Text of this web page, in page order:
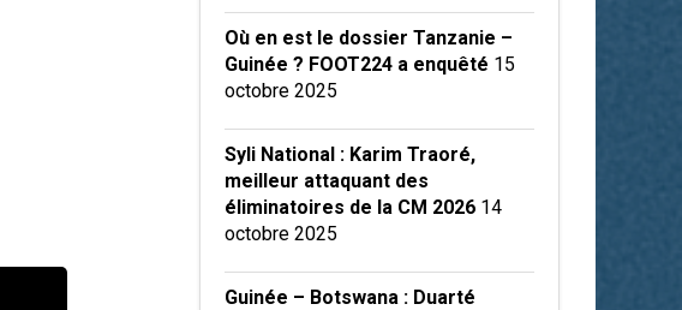
Où en est le dossier Tanzanie –
Guinée ? FOOT224 a enquêté 15
octobre 2025
Syli National : Karim Traoré,
meilleur attaquant des
éliminatoires de la CM 2026 14
octobre 2025
Guinée – Botswana : Duarté